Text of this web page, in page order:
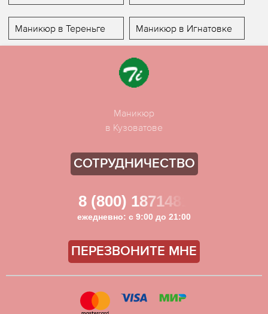
Маникюр в Тереньге Маникюр в Игнатовке
Маникюр
в Кузоватове
СОТРУДНИЧЕСТВО
8 (800) 1871481
ежедневно: с 9:00 до 21:00
ПЕРЕЗВОНИТЕ МНЕ